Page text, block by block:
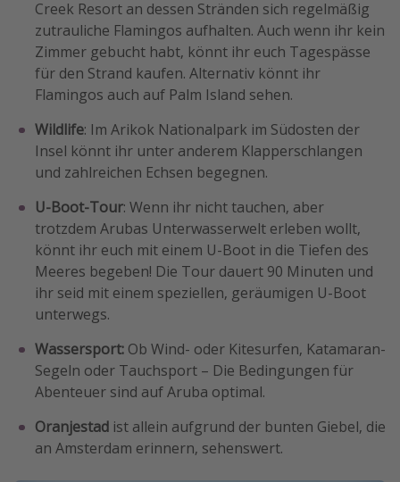
Creek Resort an dessen Stränden sich regelmäßig
zutrauliche Flamingos aufhalten. Auch wenn ihr kein
Zimmer gebucht habt, könnt ihr euch Tagespässe
für den Strand kaufen. Alternativ könnt ihr
Flamingos auch auf Palm Island sehen.
Wildlife: Im Arikok Nationalpark im Südosten der
Insel könnt ihr unter anderem Klapperschlangen
und zahlreichen Echsen begegnen.
U-Boot-Tour: Wenn ihr nicht tauchen, aber
trotzdem Arubas Unterwasserwelt erleben wollt,
könnt ihr euch mit einem U-Boot in die Tiefen des
Meeres begeben! Die Tour dauert 90 Minuten und
ihr seid mit einem speziellen, geräumigen U-Boot
unterwegs.
Wassersport: Ob Wind- oder Kitesurfen, Katamaran-
Segeln oder Tauchsport – Die Bedingungen für
Abenteuer sind auf Aruba optimal.
Oranjestad ist allein aufgrund der bunten Giebel, die
an Amsterdam erinnern, sehenswert.